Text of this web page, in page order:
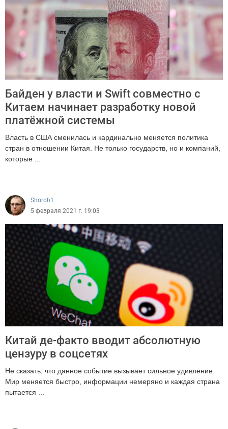
Байден у власти и Swift совместно с
Китаем начинает разработку новой
платёжной системы
Власть в США сменилась и кардинально меняется политика
стран в отношении Китая. Не только государств, но и компаний,
которые ...
Shoroh1
5 февраля 2021 г. 19:03
Китай де-факто вводит абсолютную
цензуру в соцсетях
Не сказать, что данное событие вызывает сильное удивление.
Мир меняется быстро, информации немеряно и каждая страна
пытается ...